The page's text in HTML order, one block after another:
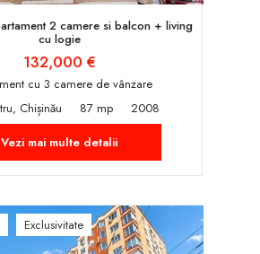
2 camere si balcon + living
cu logie
132,000 €
cu 3 camere de vânzare
Chișinău
87 mp
2008
Vezi mai multe detalii
Exclusivitate